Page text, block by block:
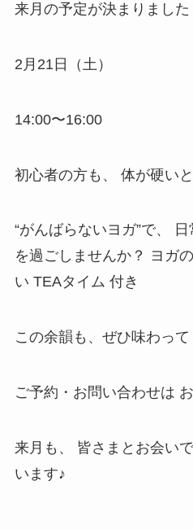
来月の予定が決まりました
2月21日（土）
14:00〜16:00
初心者の方も、 体が硬い
“がんばらないヨガ”で、
を過ごしませんか？ ヨガ
い TEAタイム 付き
この余韻も、ぜひ味わって
ご予約・お問い合わせは
来月も、 皆さまとお会い
います♪